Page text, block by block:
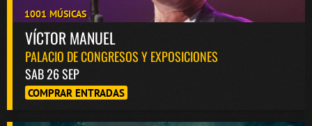
1001 MÚSICAS
VÍCTOR MANUEL
PALACIO DE CONGRESOS Y EXPOSICIONES
SAB 26 SEP
COMPRAR ENTRADAS